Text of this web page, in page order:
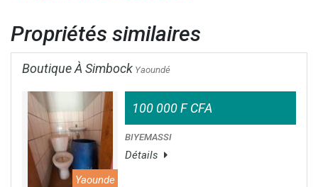
Propriétés similaires
Boutique À Simbock Yaoundé
Yaounde
100 000 F CFA
BIYEMASSI
Détails